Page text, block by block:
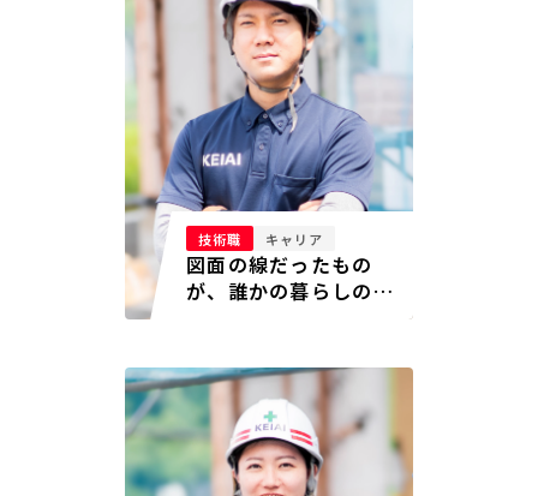
技術職 キャリア
図面の線だったもの
が、誰かの暮らしの舞